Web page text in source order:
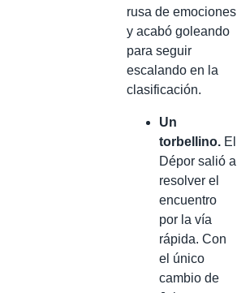
rusa de emociones
y acabó goleando
para seguir
escalando en la
clasificación.
Un
torbellino. El
Dépor salió a
resolver el
encuentro
por la vía
rápida. Con
el único
cambio de